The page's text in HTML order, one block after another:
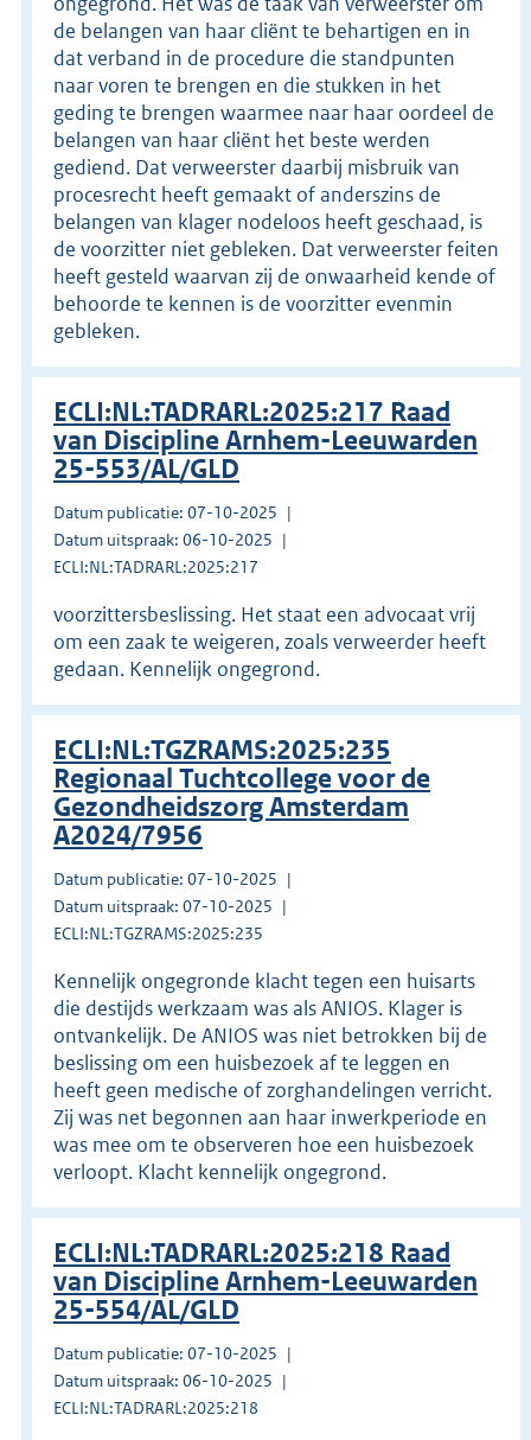
de belangen van haar cliënt te behartigen en in
dat verband in de procedure die standpunten
naar voren te brengen en die stukken in het
geding te brengen waarmee naar haar oordeel de
belangen van haar cliënt het beste werden
gediend. Dat verweerster daarbij misbruik van
procesrecht heeft gemaakt of anderszins de
belangen van klager nodeloos heeft geschaad, is
de voorzitter niet gebleken. Dat verweerster feiten
heeft gesteld waarvan zij de onwaarheid kende of
behoorde te kennen is de voorzitter evenmin
gebleken.
ECLI:NL:TADRARL:2025:217 Raad
van Discipline Arnhem-Leeuwarden
25-553/AL/GLD
Datum publicatie: 07-10-2025
Datum uitspraak: 06-10-2025
ECLI:NL:TADRARL:2025:217
voorzittersbeslissing. Het staat een advocaat vrij
om een zaak te weigeren, zoals verweerder heeft
gedaan. Kennelijk ongegrond.
ECLI:NL:TGZRAMS:2025:235
Regionaal Tuchtcollege voor de
Gezondheidszorg Amsterdam
A2024/7956
Datum publicatie: 07-10-2025
Datum uitspraak: 07-10-2025
ECLI:NL:TGZRAMS:2025:235
Kennelijk ongegronde klacht tegen een huisarts
die destijds werkzaam was als ANIOS. Klager is
ontvankelijk. De ANIOS was niet betrokken bij de
beslissing om een huisbezoek af te leggen en
heeft geen medische of zorghandelingen verricht.
Zij was net begonnen aan haar inwerkperiode en
was mee om te observeren hoe een huisbezoek
verloopt. Klacht kennelijk ongegrond.
ECLI:NL:TADRARL:2025:218 Raad
van Discipline Arnhem-Leeuwarden
25-554/AL/GLD
Datum publicatie: 07-10-2025
Datum uitspraak: 06-10-2025
ECLI:NL:TADRARL:2025:218